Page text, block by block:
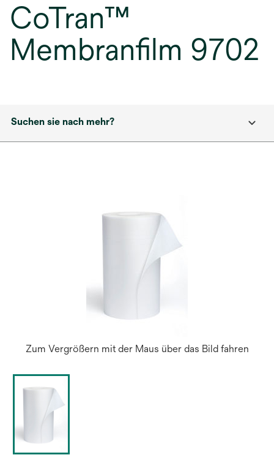
CoTran™
Membranfilm 9702
Suchen sie nach mehr?
Zum Vergrößern mit der Maus über das Bild fahren